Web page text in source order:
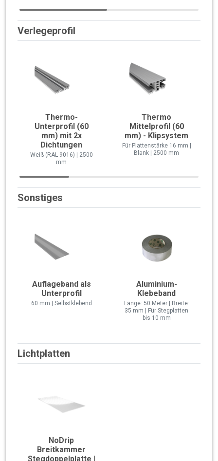
Verlegeprofil
Thermo-
Unterprofil (60
mm) mit 2x
Dichtungen
Weiß (RAL 9016) | 2500
mm
Thermo
Mittelprofil (60
mm) - Klipsystem
Für Plattenstärke 16 mm |
Blank | 2500 mm
Sonstiges
Auflageband als
Unterprofil
60 mm | Selbstklebend
Aluminium-
Klebeband
Länge: 50 Meter | Breite:
35 mm | Für Stegplatten
bis 10 mm
Lichtplatten
NoDrip
Breitkammer
Stegdoppelplatte |